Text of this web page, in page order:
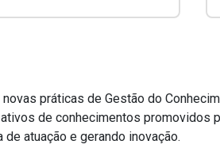
práticas de Gestão do
de conhecimentos promovidos
atuação e gerando inovação.